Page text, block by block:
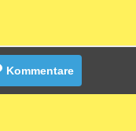
Kommentare